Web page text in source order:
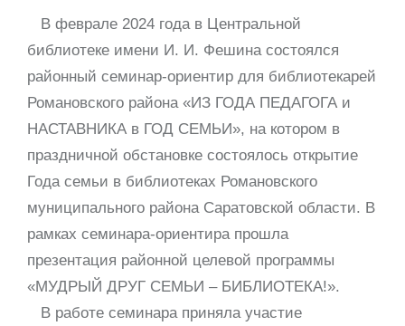
В феврале 2024 года в Центральной
библиотеке имени И. И. Фешина состоялся
районный семинар-ориентир для библиотекарей
Романовского района «ИЗ ГОДА ПЕДАГОГА и
НАСТАВНИКА в ГОД СЕМЬИ», на котором в
праздничной обстановке состоялось открытие
Года семьи в библиотеках Романовского
муниципального района Саратовской области. В
рамках семинара-ориентира прошла
презентация районной целевой программы
«МУДРЫЙ ДРУГ СЕМЬИ – БИБЛИОТЕКА!».
В работе семинара приняла участие